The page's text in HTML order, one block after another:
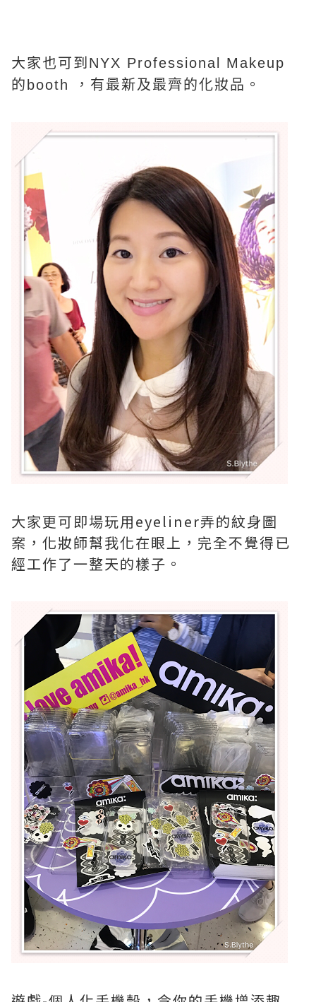
大家也可到NYX Professional Makeup
的booth ，有最新及最齊的化妝品。
大家更可即場玩用eyeliner弄的紋身圖
案，化妝師幫我化在眼上，完全不覺得已
經工作了一整天的樣子。